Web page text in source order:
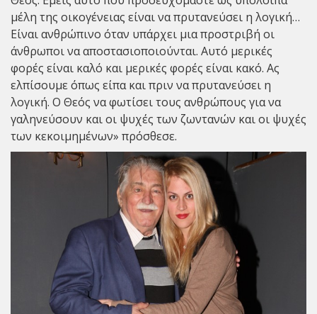
μέλη της οικογένειας είναι να πρυτανεύσει η λογική…
Είναι ανθρώπινο όταν υπάρχει μια προστριβή οι
άνθρωποι να αποστασιοποιούνται. Αυτό μερικές
φορές είναι καλό και μερικές φορές είναι κακό. Ας
ελπίσουμε όπως είπα και πριν να πρυτανεύσει η
λογική. Ο Θεός να φωτίσει τους ανθρώπους για να
γαληνεύσουν και οι ψυχές των ζωντανών και οι ψυχές
των κεκοιμημένων» πρόσθεσε.